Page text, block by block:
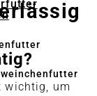
wichtig, um